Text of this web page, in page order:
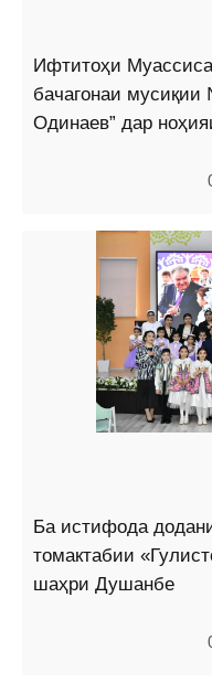
Ифтитоҳи
бачагонаи
Одинаев” дар
Ба истифода
томактабии
шаҳри Душанбе